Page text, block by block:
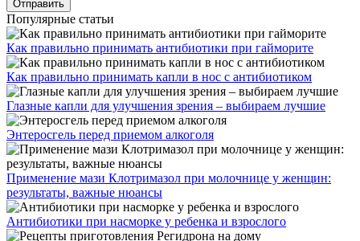
Популярные статьи
Как правильно принимать антибиотики при гайморите
Как правильно принимать капли в нос с антибиотиком
Глазные капли для улучшения зрения – выбираем лучшие
Энтеросгель перед приемом алкоголя
Применение мази Клотримазол при молочнице у женщин:
результаты, важные нюансы
Антибиотики при насморке у ребенка и взрослого